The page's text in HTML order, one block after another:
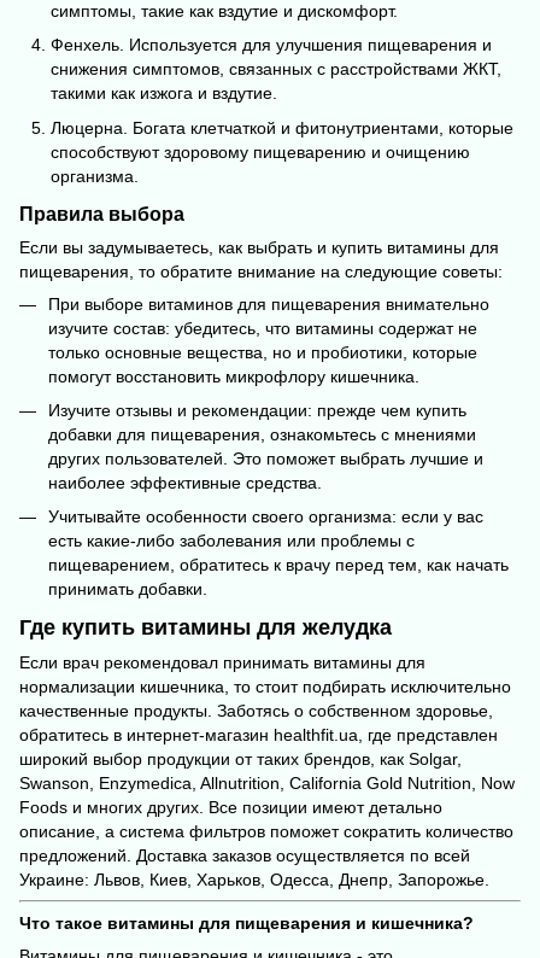
симптомы, такие как вздутие и дискомфорт.
Фенхель. Используется для улучшения пищеварения и
снижения симптомов, связанных с расстройствами ЖКТ,
такими как изжога и вздутие.
Люцерна. Богата клетчаткой и фитонутриентами, которые
способствуют здоровому пищеварению и очищению
организма.
Правила выбора
Если вы задумываетесь, как выбрать и купить витамины для
пищеварения, то обратите внимание на следующие советы:
При выборе витаминов для пищеварения внимательно
изучите состав: убедитесь, что витамины содержат не
только основные вещества, но и пробиотики, которые
помогут восстановить микрофлору кишечника.
Изучите отзывы и рекомендации: прежде чем купить
добавки для пищеварения, ознакомьтесь с мнениями
других пользователей. Это поможет выбрать лучшие и
наиболее эффективные средства.
Учитывайте особенности своего организма: если у вас
есть какие-либо заболевания или проблемы с
пищеварением, обратитесь к врачу перед тем, как начать
принимать добавки.
Где купить витамины для желудка
Если врач рекомендовал принимать витамины для
нормализации кишечника, то стоит подбирать исключительно
качественные продукты. Заботясь о собственном здоровье
обратитесь в интернет-магазин healthfit.ua , где представлен
широкий выбор продукции от таких брендов, как Solgar,
Swanson, Enzymedica, Allnutrition, California Gold Nutrition, Now
Foods и многих других. Все позиции имеют детально
описание, а система фильтров поможет сократить количество
предложений. Доставка заказов осуществляется по всей
Украине: Львов, Киев, Харьков, Одесса, Днепр, Запорожье.
Что такое витамины для пищеварения и кишечника?